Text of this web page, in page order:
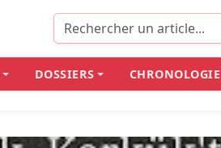
DOSSIERS CHRONOLOGIE